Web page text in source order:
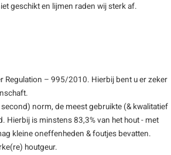
geschikt en lijmen raden wij sterk af.
– 995/2010. Hierbij bent u er zeker
norm, de meest gebruikte (& kwalitatief
is minstens 83,3% van het hout - met
kleine oneffenheden & foutjes bevatten.
houtgeur.